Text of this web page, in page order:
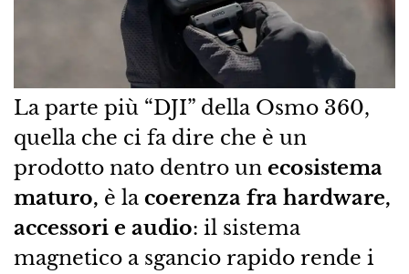
La parte più “DJI” della Osmo 360,
quella che ci fa dire che è un
prodotto nato dentro un ecosistema
maturo, è la coerenza fra hardware,
accessori e audio: il sistema
magnetico a sgancio rapido rende i